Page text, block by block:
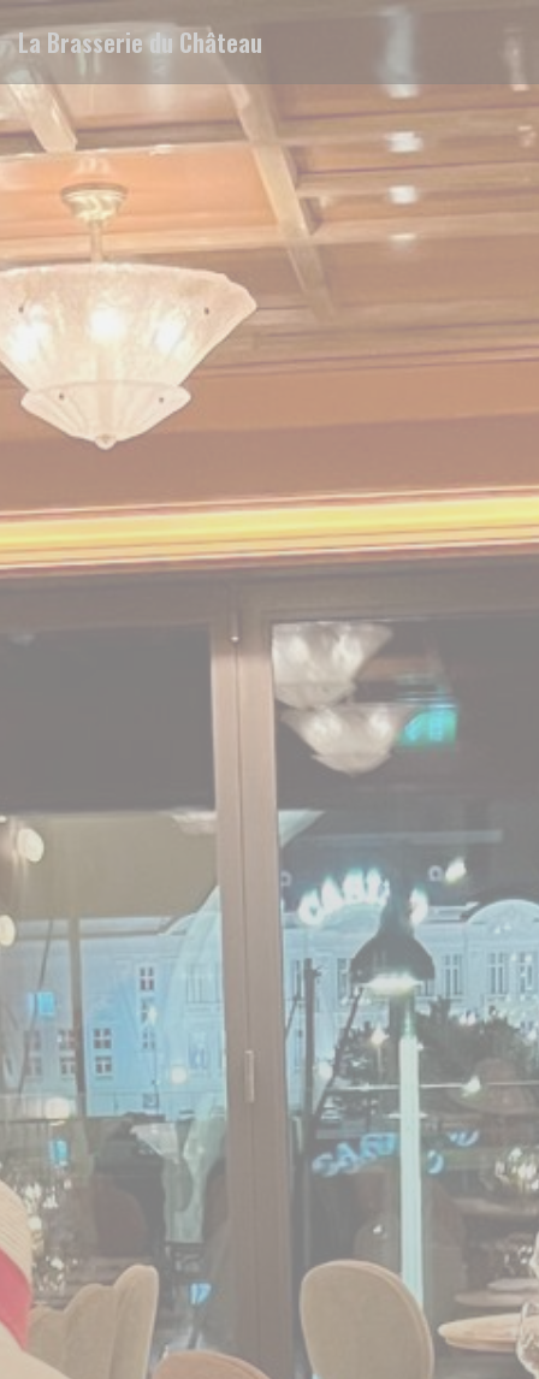
La Brasserie du Château